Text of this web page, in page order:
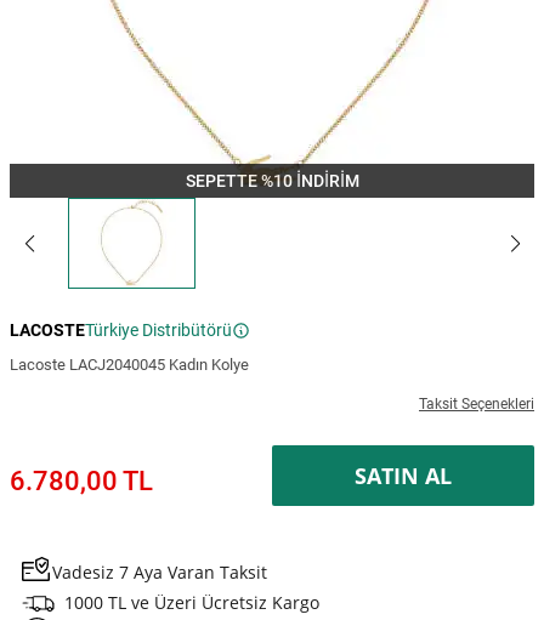
SEPETTE %10 İNDİRİM
LACOSTETürkiye Distribütörü
Lacoste LACJ2040045 Kadın Kolye
Taksit Seçenekleri
6.780,00 TL SATIN AL
Vadesiz 7 Aya Varan Taksit
1000 TL ve Üzeri Ücretsiz Kargo